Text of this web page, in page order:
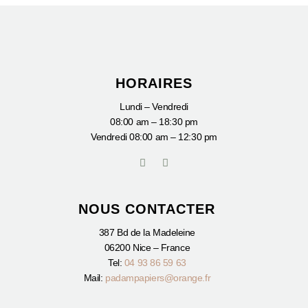
HORAIRES
Lundi – Vendredi
08:00 am – 18:30 pm
Vendredi08:00 am – 12:30 pm
I
n
a
g
a
m
F
a
b
o
k
-
f
NOUS CONTACTER
387 Bd de la Madeleine
06200 Nice – France
Tel: 04 93 86 59 63
Mail: padampapiers@orange.fr